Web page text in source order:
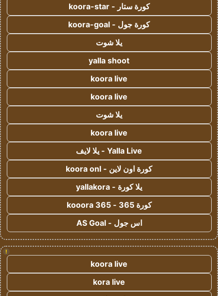
كورة ستار - koora-star
كورة جول - koora-goal
يلا شوت
yalla shoot
koora live
koora live
يلا شوت
koora live
Yalla Live - يلا لايف
كورة اون لاين - koora onl
يلا كورة - yallakora
كورة 365 - kooora 365
اس جول - AS Goal
!
koora live
kora live